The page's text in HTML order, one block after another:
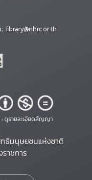
library@nhrc.or.th
ดูรายละเอียดสัญญา
ธิมนุษยชนแห่งชาติ
าชการ